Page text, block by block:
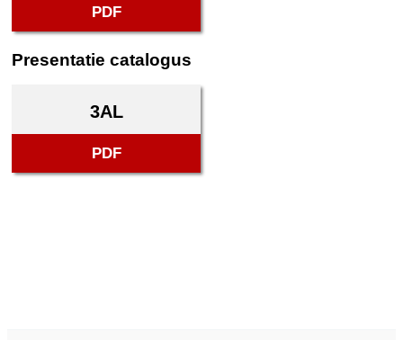
PDF
Presentatie catalogus
3AL
PDF